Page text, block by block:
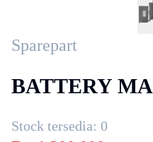
Sparepart
BATTERY
Stock tersedia: 0